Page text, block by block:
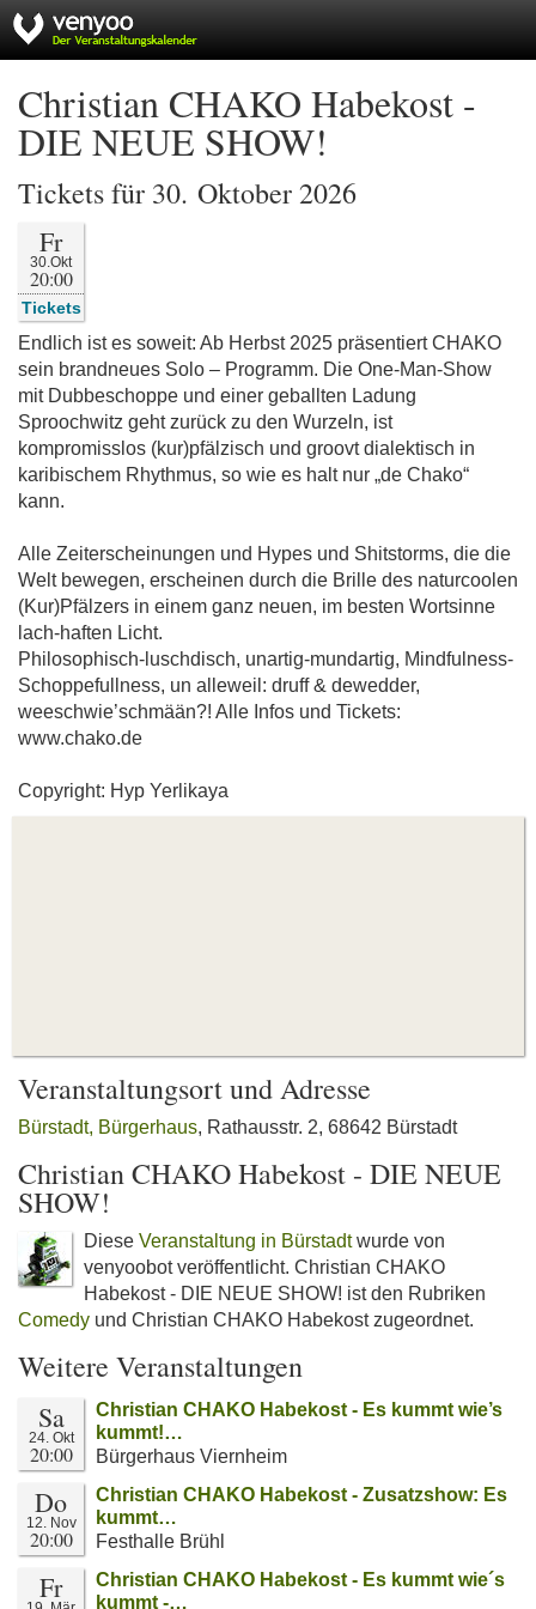
Christian CHAKO Habekost -
DIE NEUE SHOW!
Tickets für 30. Oktober 2026
Fr
30.Okt
20:00
Tickets
Endlich ist es soweit: Ab Herbst 2025 präsentiert CHAKO
sein brandneues Solo – Programm. Die One-Man-Show
mit Dubbeschoppe und einer geballten Ladung
Sproochwitz geht zurück zu den Wurzeln, ist
kompromisslos (kur)pfälzisch und groovt dialektisch in
karibischem Rhythmus, so wie es halt nur „de Chako“
kann.
Alle Zeiterscheinungen und Hypes und Shitstorms, die die
Welt bewegen, erscheinen durch die Brille des naturcoolen
(Kur)Pfälzers in einem ganz neuen, im besten Wortsinne
lach-haften Licht.
Philosophisch-luschdisch, unartig-mundartig, Mindfulness-
Schoppefullness, un alleweil: druff & dewedder,
weeschwie’schmään?! Alle Infos und Tickets:
www.chako.de
Copyright: Hyp Yerlikaya
Veranstaltungsort und Adresse
Bürstadt, Bürgerhaus, Rathausstr. 2, 68642 Bürstadt
Christian CHAKO Habekost - DIE NEUE
SHOW!
Diese Veranstaltung in Bürstadtwurde von
venyoobot veröffentlicht. Christian CHAKO
Habekost - DIE NEUE SHOW! ist den Rubriken
Comedy und Christian CHAKO Habekost zugeordnet.
Weitere Veranstaltungen
Sa
24. Okt
20:00
Christian CHAKO Habekost - Es kummt wie’s
kummt!…
Bürgerhaus Viernheim
Do
12. Nov
20:00
Christian CHAKO Habekost - Zusatzshow: Es
kummt…
Festhalle Brühl
Fr
Christian CHAKO Habekost - Es kummt wie´s
kummt -…